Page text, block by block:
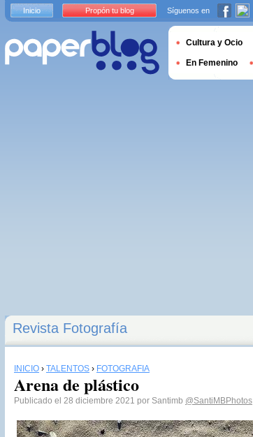
Revista Fotografía
INICIO › TALENTOS › FOTOGRAFÍA
Arena de plástico
Publicado el 28 diciembre 2021 por Santimb @SantiMBPhotos
Inicio Propón tu blog Síguenos en
Cultura y Ocio
En Femenino